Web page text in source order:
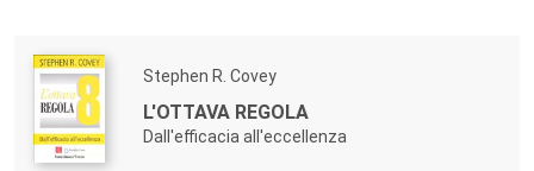
Stephen R. Covey
L'OTTAVA REGOLA
Dall'efficacia all'eccellenza